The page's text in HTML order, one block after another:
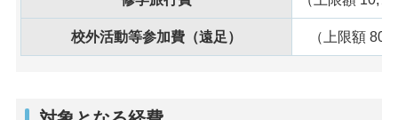
校外活動等参加費（遠足） （上限額